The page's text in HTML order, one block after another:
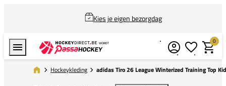
Kies je eigen bezorgdag
0
Hockeykleding adidas Tiro 26 League Winterized Training Top